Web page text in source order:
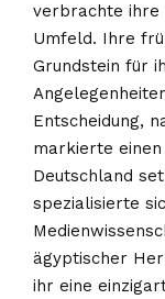
verbrachte ihre
Umfeld. Ihre
Grundstein für
Entscheidung,
markierte
Deutschland
spezialisierte
ägyptischer
ihr eine